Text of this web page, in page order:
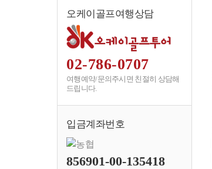
오케이골프여행상담
02-786-0707
여행예약/문의주시면 친절히 상담해
드립니다.
입금계좌번호
856901-00-135418